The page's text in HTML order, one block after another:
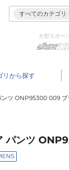
すべてのカテゴリ
大型スポー
リ
ツ ONP95300 009 ブ
パンツ